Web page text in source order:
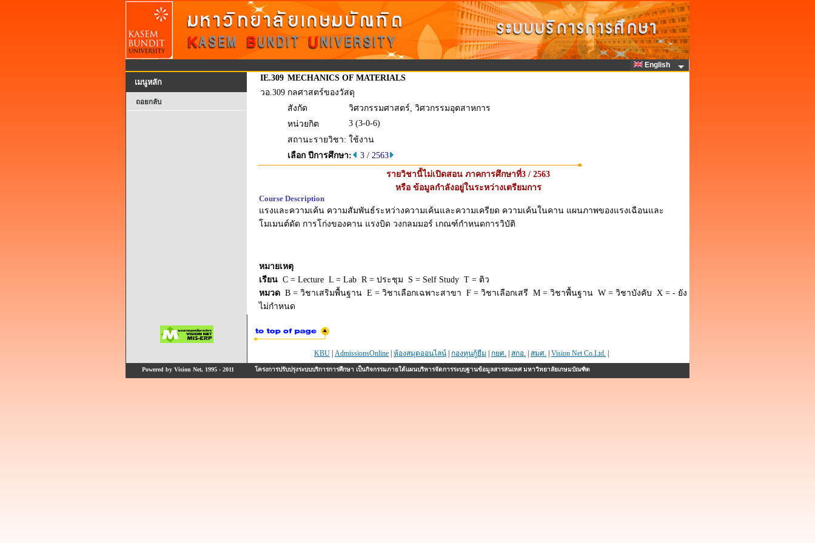
English
เมนูหลัก
ถอยกลับ
IE.309 MECHANICS OF MATERIALS
วอ.309 กลศาสตร์ของวัสดุ
สังกัด
วิศวกรรมศาสตร์, วิศวกรรมอุตสาหการ
หน่วยกิต
3 (3-0-6)
สถานะรายวิชา: ใช้งาน
เลือก ปีการศึกษา:
3 / 2563
รายวิชานี้ไม่เปิดสอน ภาคการศึกษาที่3 / 2563
หรือ ข้อมูลกำลังอยู่ในระหว่างเตรียมการ
Course Description
แรงและความเค้น ความสัมพันธ์ระหว่างความเค้นและความเครียด ความเค้นในคาน แผนภาพของแรงเฉือนและ
โมเมนต์ดัด การโก่งของคาน แรงบิด วงกลมมอร์ เกณฑ์กำหนดการวิบัติ
หมายเหตุ
เรียน C = Lecture L = Lab R = ประชุม S = Self Study T = ติว
หมวด B = วิชาเสริมพื้นฐาน E = วิชาเลือกเฉพาะสาขา F = วิชาเลือกเสรี M = วิชาพื้นฐาน W = วิชาบังคับ X = - ยัง
ไม่กำหนด
KBU AdmissionsOnline ห้องสมุดออนไลน์ กองทุนกู้ยืม กยศ. สกอ. สมศ. Vision Net Co.Ltd.
Powered by Vision Net, 1995 - 2011 โครงการปรับปรุงระบบบริการการศึกษา เป็นกิจกรรมภายใต้แผนบริหารจัดการระบบฐานข้อมูลสารสนเทศ มหาวิทยาลัยเกษมบัณฑิต